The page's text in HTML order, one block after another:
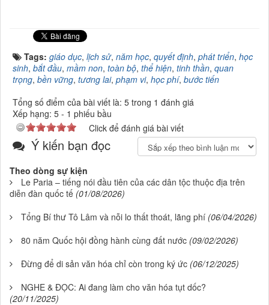
Tags: giáo dục, lịch sử, năm học, quyết định, phát triển, học
sinh, bắt đầu, mầm non, toàn bộ, thể hiện, tinh thần, quan
trọng, bền vững, tương lai, phạm vi, học phí, bước tiến
Tổng số điểm của bài viết là: 5 trong 1 đánh giá
Xếp hạng: 5 - 1 phiếu bầu
Click để đánh giá bài viết
Ý kiến bạn đọc
Theo dòng sự kiện
Le Paria – tiếng nói đầu tiên của các dân tộc thuộc địa trên
diễn đàn quốc tế (01/08/2026)
Tổng Bí thư Tô Lâm và nỗi lo thất thoát, lãng phí (06/04/2026)
80 năm Quốc hội đồng hành cùng đất nước (09/02/2026)
Đừng để di sản văn hóa chỉ còn trong ký ức (06/12/2025)
NGHE & ĐỌC: Ai đang làm cho văn hóa tụt dốc?
(20/11/2025)